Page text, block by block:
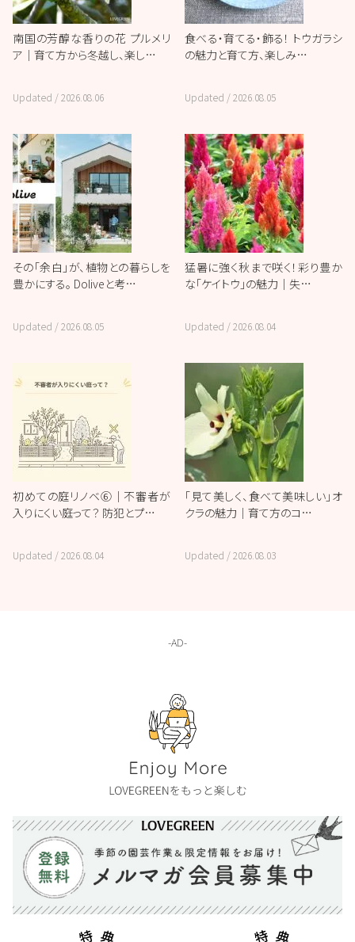
南国の芳醇な香りの花 プルメリ
ア｜育て方から冬越し、楽し…
Updated /2026.08.06
食べる・育てる・飾る！ トウガラシ
の魅力と育て方、楽しみ…
Updated /2026.08.05
その「余白」が、植物との暮らしを
豊かにする。 Doliveと考…
Updated /2026.08.05
猛暑に強く秋まで咲く！彩り豊か
な「ケイトウ」の魅力｜失…
Updated /2026.08.04
初めての庭リノベ⑥｜不審者が
入りにくい庭って？ 防犯とプ…
Updated /2026.08.04
「見て美しく、食べて美味しい」オ
クラの魅力｜育て方のコ…
Updated /2026.08.03